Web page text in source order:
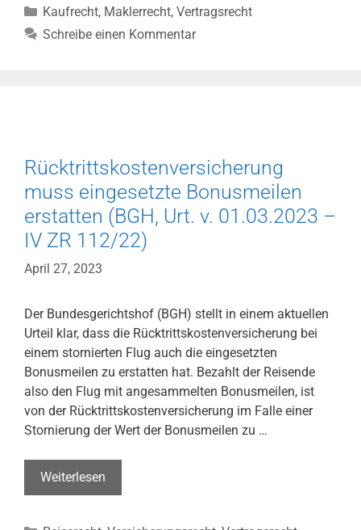
zurückzahlen
(BGH,
113/22)
Kategorien
Kaufrecht, Maklerrecht, Vertragsrecht
Schreibe einen Kommentar
Rücktrittskostenversicherung
muss eingesetzte Bonusmeilen
erstatten (BGH, Urt. v. 01.03.2023 –
IV ZR 112/22)
April 27, 2023
Der Bundesgerichtshof (BGH) stellt in einem aktuellen
Urteil klar, dass die Rücktrittskostenversicherung bei
einem stornierten Flug auch die eingesetzten
Bonusmeilen zu erstatten hat. Bezahlt der Reisende
also den Flug mit angesammelten Bonusmeilen, ist
von der Rücktrittskostenversicherung im Falle einer
Stornierung der Wert der Bonusmeilen zu …
Weiterlesen
muss